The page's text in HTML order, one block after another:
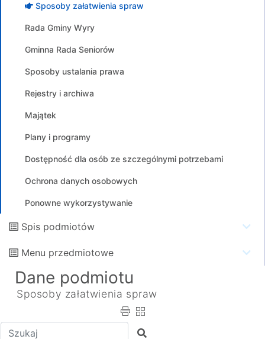
Sposoby załatwienia spraw
Rada Gminy Wyry
Gminna Rada Seniorów
Sposoby ustalania prawa
Rejestry i archiwa
Majątek
Plany i programy
Dostępność dla osób ze szczególnymi potrzebami
Ochrona danych osobowych
Ponowne wykorzystywanie
Spis podmiotów
Menu przedmiotowe
Dane podmiotu
Sposoby załatwienia spraw
Wpisz tekst do wyszukania Szukaj